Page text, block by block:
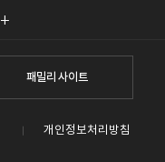
패밀리 사이트
개인정보처리방침